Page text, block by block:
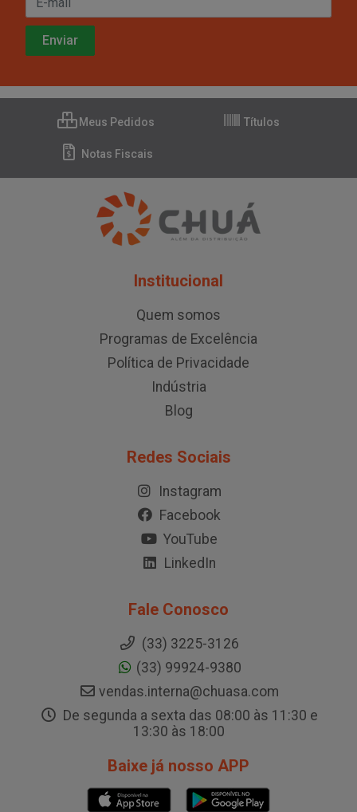
Meus Pedidos Títulos
Notas Fiscais
Institucional
Quem somos
Programas de Excelência
Política de Privacidade
Indústria
Blog
Redes Sociais
Instagram
Facebook
YouTube
LinkedIn
Fale Conosco
(33) 3225-3126
(33) 99924-9380
vendas.interna@chuasa.com
De segunda a sexta das 08:00 às 11:30 e
13:30 às 18:00
Baixe já nosso APP